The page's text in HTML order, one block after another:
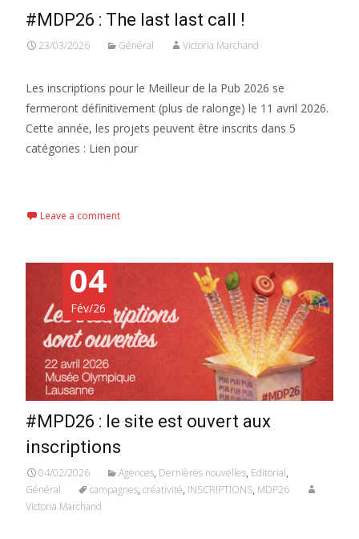
#MDP26 : The last last call !
23/03/2026 Général Victoria Marchand
Les inscriptions pour le Meilleur de la Pub 2026 se
fermeront définitivement (plus de ralonge) le 11 avril 2026.
Cette année, les projets peuvent être inscrits dans 5
catégories : Lien pour
Leave a comment
04
Fév/26
#MPD26 : le site est ouvert aux
inscriptions
04/02/2026 Agences, Dernières nouvelles, Editorial,
Général
campagnes, créativité, INSCRIPTIONS, MDP26
Victoria Marchand